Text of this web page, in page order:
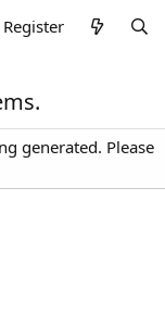
Register
generated. Please